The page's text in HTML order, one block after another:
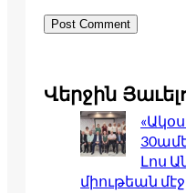
Վերջին
Լոս
միութեան մէջ